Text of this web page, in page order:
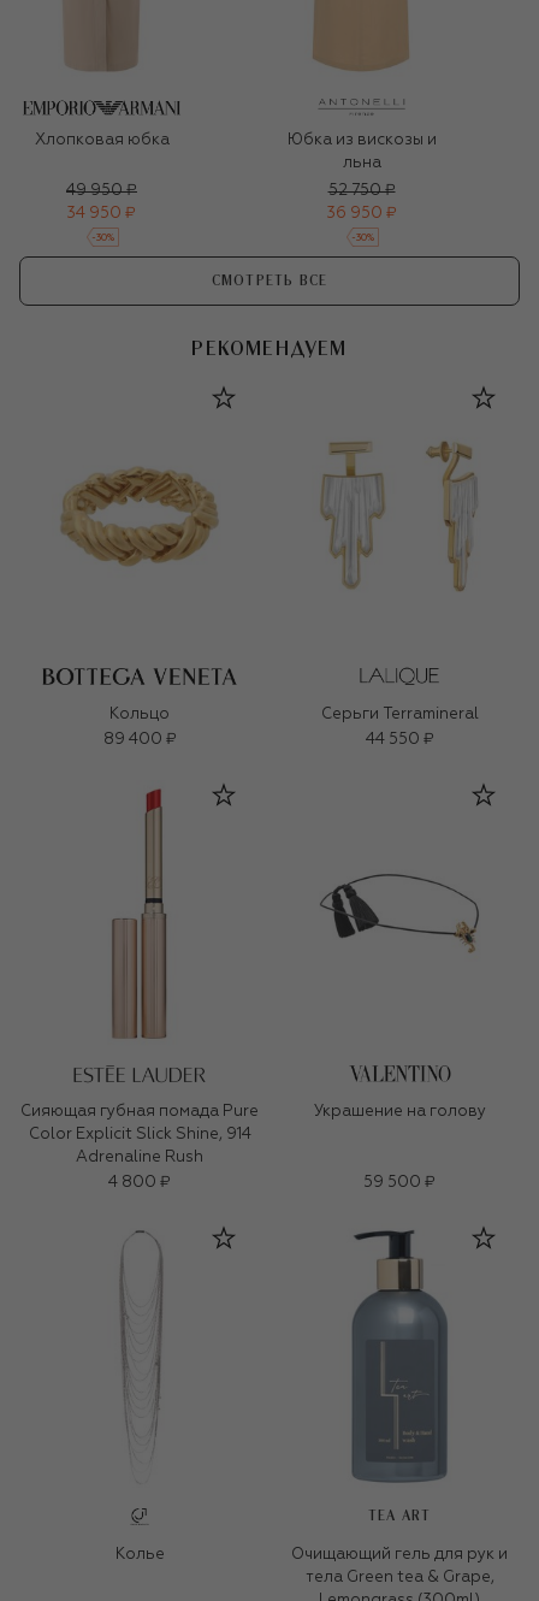
Хлопковая юбка
49 950 ₽
34 950 ₽
-30%
Юбка из вискозы и
льна
52 750 ₽
36 950 ₽
-30%
СМОТРЕТЬ ВСЕ
РЕКОМЕНДУЕМ
Кольцо
89 400 ₽
Серьги Terramineral
44 550 ₽
Сияющая губная помада Pure
Color Explicit Slick Shine, 914
Adrenaline Rush
4 800 ₽
Украшение на голову
59 500 ₽
Колье
TEA ART
Очищающий гель для рук и
тела Green tea & Grape,